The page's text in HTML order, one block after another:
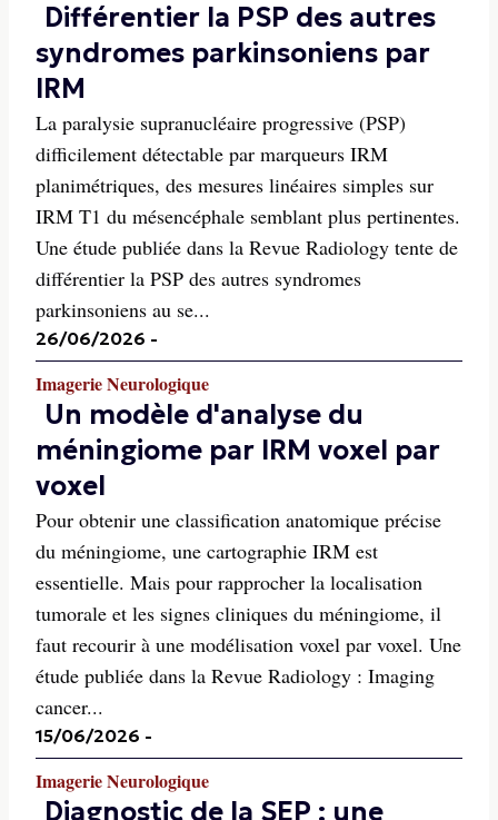
Différentier la PSP des autres
syndromes parkinsoniens par
IRM
La paralysie supranucléaire progressive (PSP)
difficilement détectable par marqueurs IRM
planimétriques, des mesures linéaires simples sur
IRM T1 du mésencéphale semblant plus pertinentes.
Une étude publiée dans la Revue Radiology tente de
différentier la PSP des autres syndromes
parkinsoniens au se...
26/06/2026 -
Imagerie Neurologique
Un modèle d'analyse du
méningiome par IRM voxel par
voxel
Pour obtenir une classification anatomique précise
du méningiome, une cartographie IRM est
essentielle. Mais pour rapprocher la localisation
tumorale et les signes cliniques du méningiome, il
faut recourir à une modélisation voxel par voxel. Une
étude publiée dans la Revue Radiology : Imaging
cancer...
15/06/2026 -
Imagerie Neurologique
Diagnostic de la SEP : une